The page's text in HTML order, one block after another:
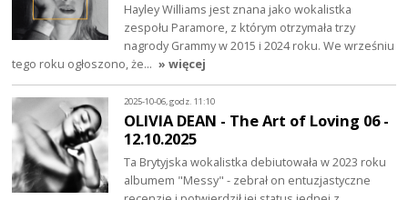
Hayley Williams jest znana jako wokalistka
zespołu Paramore, z którym otrzymała trzy
nagrody Grammy w 2015 i 2024 roku. We wrześniu
tego roku ogłoszono, że… » więcej
2025-10-06, godz. 11:10
OLIVIA DEAN - The Art of Loving 06 -
12.10.2025
Ta Brytyjska wokalistka debiutowała w 2023 roku
albumem "Messy" - zebrał on entuzjastyczne